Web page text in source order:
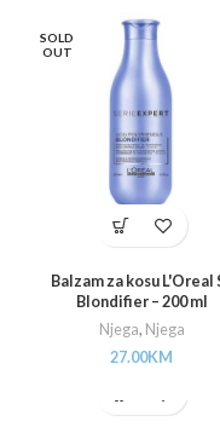
SOLD
OUT
Balzam za kosu L'Oreal
Blondifier – 200 ml
Njega, Njega
27.00KM